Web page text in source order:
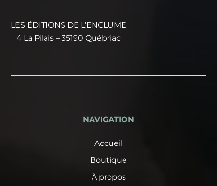
LES ÉDITIONS DE L’ENCLUME
4 La Pilais – 35190 Québriac
NAVIGATION
Accueil
Boutique
À propos